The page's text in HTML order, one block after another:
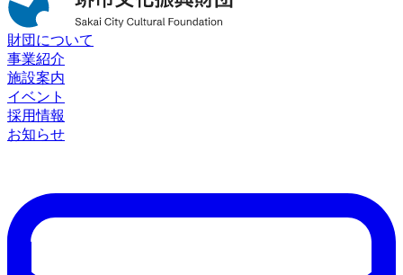
財団について
事業紹介
施設案内
イベント
採用情報
お知らせ